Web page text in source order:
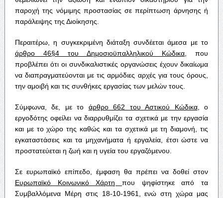
παροχή της νόμιμης προστασίας σε περίπτωση άρνησης ή
παράλειψης της Διοίκησης.
Περαιτέρω, η συγκεκριμένη διάταξη συνδέεται άμεσα με το
άρθρο 46§4 του Δημοσιοϋπαλληλικού Κώδικα , που
προβλέπει ότι οι συνδικαλιστικές οργανώσεις έχουν δικαίωμα
να διαπραγματεύονται με τις αρμόδιες αρχές για τους όρους,
την αμοιβή και τις συνθήκες εργασίας των μελών τους.
Σύμφωνα, δε, με το άρθρο 662 του Αστικού Κώδικα, ο
εργοδότης οφείλει να διαρρυθμίζει τα σχετικά με την εργασία
και με το χώρο της καθώς και τα σχετικά με τη διαμονή, τις
εγκαταστάσεις και τα μηχανήματα ή εργαλεία, έτσι ώστε να
προστατεύεται η ζωή και η υγεία του εργαζόμενου.
Σε ευρωπαϊκό επίπεδο, έμφαση θα πρέπει να δοθεί στον
Ευρωπαϊκό Κοινωνικό Χάρτη που ψηφίστηκε από τα
Συμβαλλόμενα Μέρη στις 18-10-1961, ενώ στη χώρα μας